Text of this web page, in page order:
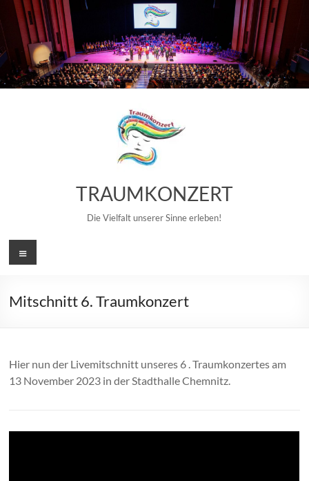
Zum
Inhalt
springen
TRAUMKONZERT
Die Vielfalt unserer Sinne erleben!
Menü
Mitschnitt 6. Traumkonzert
Hier nun der Livemitschnitt unseres 6 . Traumkonzertes am
13 November 2023 in der Stadthalle Chemnitz.